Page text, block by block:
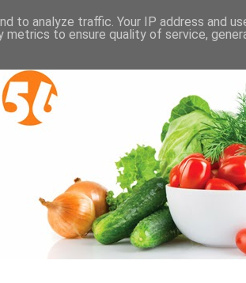
to analyze traffic. Your IP address and
to ensure quality of service,